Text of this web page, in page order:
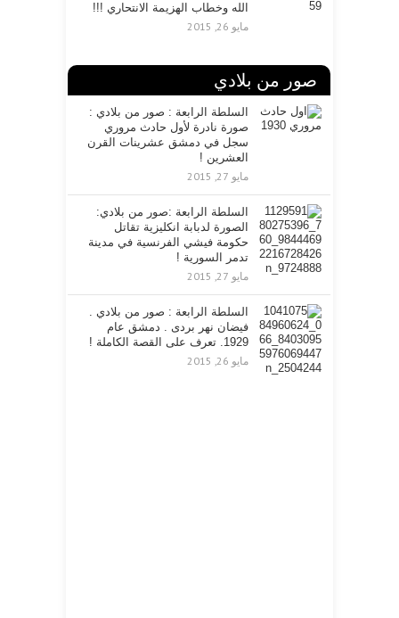
الله وخطاب الهزيمة الانتحاري !!!
مايو 26, 2015
صور من بلادي
السلطة الرابعة : صور من بلادي :
صورة نادرة لأول حادث مروري
سجل في دمشق عشرينات القرن
العشرين !
مايو 27, 2015
السلطة الرابعة :صور من بلادي:
الصورة لدبابة انكليزية تقاتل
حكومة فيشي الفرنسية في مدينة
تدمر السورية !
مايو 27, 2015
السلطة الرابعة : صور من بلادي .
فيضان نهر بردى . دمشق عام
1929. تعرف على القصة الكاملة !
مايو 26, 2015